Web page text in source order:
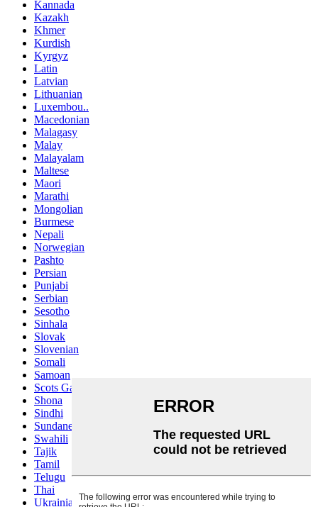
Kannada
Kazakh
Khmer
Kurdish
Kyrgyz
Latin
Latvian
Lithuanian
Luxembou..
Macedonian
Malagasy
Malay
Malayalam
Maltese
Maori
Marathi
Mongolian
Burmese
Nepali
Norwegian
Pashto
Persian
Punjabi
Serbian
Sesotho
Sinhala
Slovak
Slovenian
Somali
Samoan
Scots Gaelic
Shona
Sindhi
Sundanese
Swahili
Tajik
Tamil
Telugu
Thai
Ukrainian